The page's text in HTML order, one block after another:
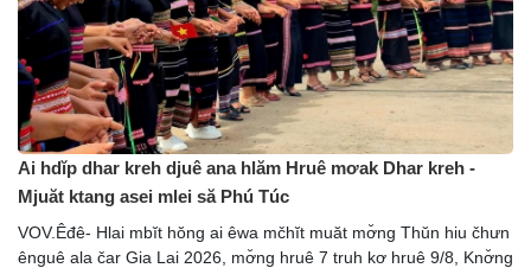
Ai hdĭp dhar kreh djuê ana hlăm Hruê mơak Dhar kreh -
Mjuăt ktang asei mlei să Phú Túc
VOV.Êđê- Hlai mbĭt hŏng ai êwa mčhĭt muăt mơ̆ng Thŭn hiu čhưn
ênguê ala čar Gia Lai 2026, mơ̆ng hruê 7 truh kơ hruê 9/8, Knơ̆ng